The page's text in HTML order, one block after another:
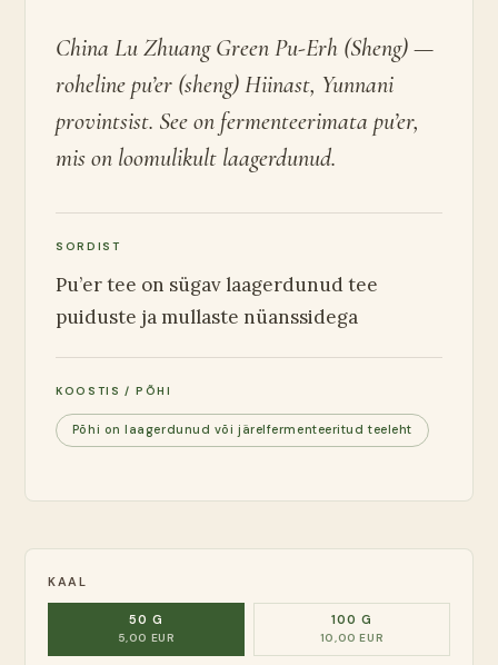
China Lu Zhuang Green Pu-Erh (Sheng) —
roheline pu’er (sheng) Hiinast, Yunnani
provintsist. See on fermenteerimata pu’er,
mis on loomulikult laagerdunud.
SORDIST
Pu’er tee on sügav laagerdunud tee
puiduste ja mullaste nüanssidega
KOOSTIS / PÕHI
Põhi on laagerdunud või järelfermenteeritud teeleht
KAAL
50 G
5,00 EUR
100 G
10,00 EUR